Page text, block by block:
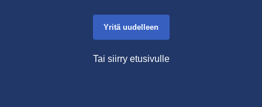
Yritä uudelleen
Tai siirry etusivulle